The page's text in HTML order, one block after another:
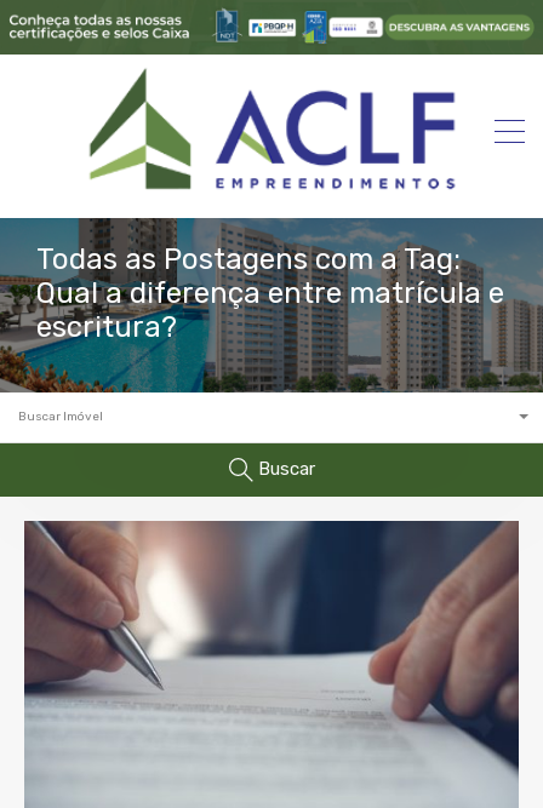
Todas as Postagens com a Tag:
Qual a diferença entre matrícula e
escritura?
Buscar Imóvel
Buscar